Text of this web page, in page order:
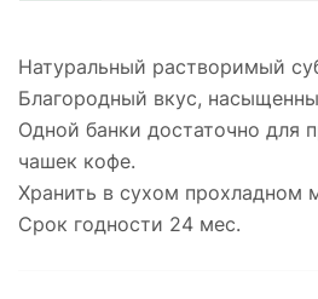
Натуральный растворимый
Благородный вкус,
Одной банки достаточно для
чашек кофе.
Хранить в сухом прохладном
Срок годности 24 мес.